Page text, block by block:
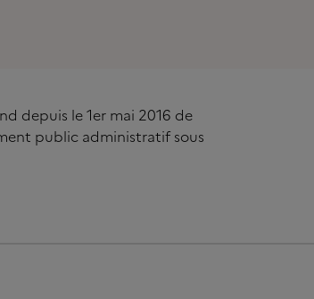
depuis le 1er mai 2016 de
public administratif sous